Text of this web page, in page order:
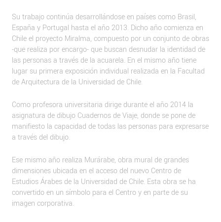
Su trabajo continúa desarrollándose en países como Brasil,
España y Portugal hasta el año 2013. Dicho año comienza en
Chile el proyecto Miralma, compuesto por un conjunto de obras
-que realiza por encargo- que buscan desnudar la identidad de
las personas a través de la acuarela. En el mismo año tiene
lugar su primera exposición individual realizada en la Facultad
de Arquitectura de la Universidad de Chile.
Como profesora universitaria dirige durante el año 2014 la
asignatura de dibujo Cuadernos de Viaje, donde se pone de
manifiesto la capacidad de todas las personas para expresarse
a través del dibujo.
Ese mismo año realiza Murárabe, obra mural de grandes
dimensiones ubicada en el acceso del nuevo Centro de
Estudios Árabes de la Universidad de Chile. Esta obra se ha
convertido en un símbolo para el Centro y en parte de su
imagen corporativa.